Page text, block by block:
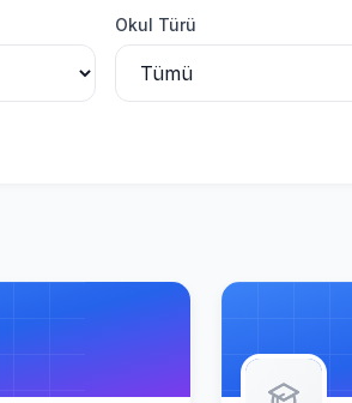
Okul Türü